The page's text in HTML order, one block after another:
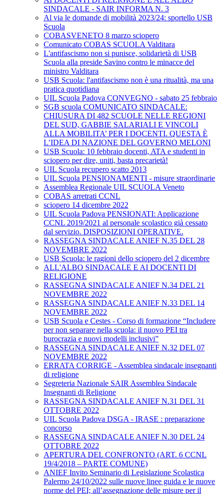
SINDACALE - SAIR INFORMA N. 3
Al via le domande di mobilità 2023/24: sportello USB
Scuola
COBASVENETO 8 marzo sciopero
Comunicato COBAS SCUOLA Valditara
L'antifascismo non si punisce, solidarietà di USB
Scuola alla preside Savino contro le minacce del
ministro Valditara
USB Scuola: l'antifascismo non è una ritualità, ma una
pratica quotidiana
UIL Scuola Padova CONVEGNO - sabato 25 febbraio
SGB scuola COMUNICATO SINDACALE:
CHIUSURA DI 482 SCUOLE NELLE REGIONI
DEL SUD, GABBIE SALARIALI E VINCOLI
ALLA MOBILITA’ PER I DOCENTI. QUESTA È
L’IDEA DI NAZIONE DEL GOVERNO MELONI
USB Scuola: 10 febbraio docenti, ATA e studenti in
sciopero per dire, uniti, basta precarietà!
UIL Scuola recupero scatto 2013
UIL Scuola PENSIONAMENTI - misure straordinarie
Assemblea Regionale UIL SCUOLA Veneto
COBAS arretrati CCNL
sciopero 14 dicembre 2022
UIL Scuola Padova PENSIONATI: Applicazione
CCNL 2019/2021 al personale scolastico già cessato
dal servizio. DISPOSIZIONI OPERATIVE.
RASSEGNA SINDACALE ANIEF N.35 DEL 28
NOVEMBRE 2022
USB Scuola: le ragioni dello sciopero del 2 dicembre
ALL'ALBO SINDACALE E AI DOCENTI DI
RELIGIONE
RASSEGNA SINDACALE ANIEF N.34 DEL 21
NOVEMBRE 2022
RASSEGNA SINDACALE ANIEF N.33 DEL 14
NOVEMBRE 2022
USB Scuola e Cestes - Corso di formazione “Includere
per non separare nella scuola: il nuovo PEI tra
burocrazia e nuovi modelli inclusivi”
RASSEGNA SINDACALE ANIEF N.32 DEL 07
NOVEMBRE 2022
ERRATA CORRIGE - Assemblea sindacale insegnanti
di religione
Segreteria Nazionale SAIR Assemblea Sindacale
Insegnanti di Religione
RASSEGNA SINDACALE ANIEF N.31 DEL 31
OTTOBRE 2022
UIL Scuola Padova DSGA - IRASE : preparazione
concorso
RASSEGNA SINDACALE ANIEF N.30 DEL 24
OTTOBRE 2022
APERTURA DEL CONFRONTO (ART. 6 CCNL
19/4/2018 – PARTE COMUNE)
ANIEF Invito Seminario di Legislazione Scolastica
Palermo 24/10/2022 sulle nuove linee guida e le nuove
norme del PEI; all’assegnazione delle misure per il